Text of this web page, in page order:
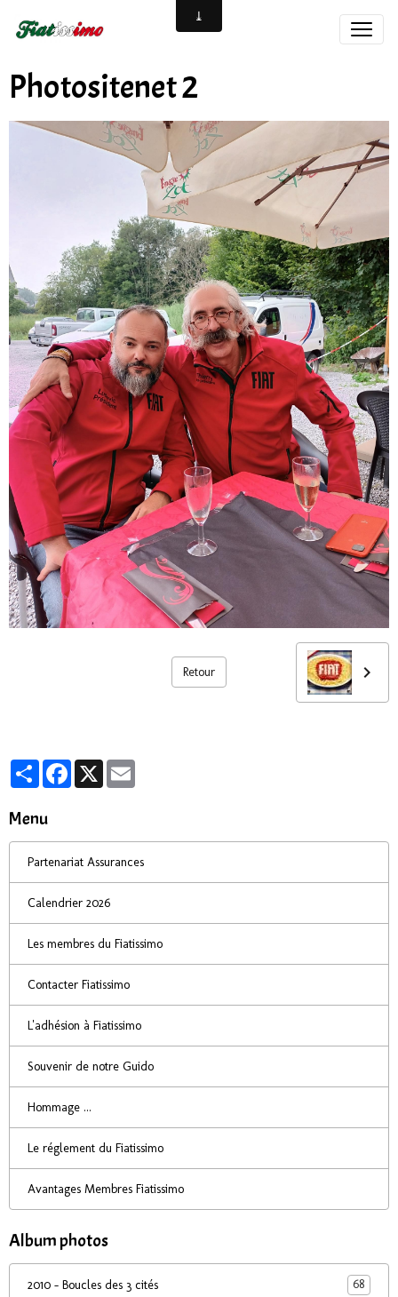
Photositenet 2
Retour
PartagerFacebook
X
Menu
Partenariat Assurances
Calendrier 2026
Les membres du Fiatissimo
Contacter Fiatissimo
L'adhésion à Fiatissimo
Souvenir de notre Guido
Hommage ...
Le réglement du Fiatissimo
Avantages Membres Fiatissimo
Album photos
2010 - Boucles des 3 cités 68